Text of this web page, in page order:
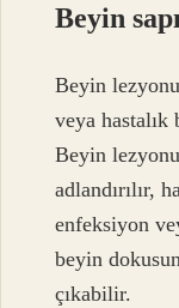
Beyin
Beyin
veya
Beyin
adlandırılır,
enfeksiyon
beyin
çıkabilir.